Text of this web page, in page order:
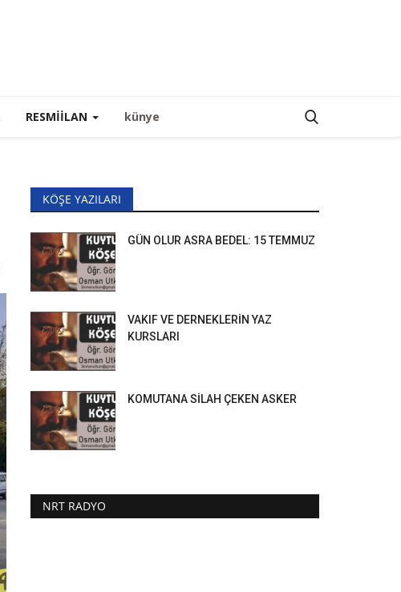
RESMIILAN künye
KÖŞE YAZILARI
GÜN OLUR ASRA BEDEL: 15 TEMMUZ
VAKIF VE DERNEKLERİN YAZ
KURSLARI
KOMUTANA SİLAH ÇEKEN ASKER
NRT RADYO